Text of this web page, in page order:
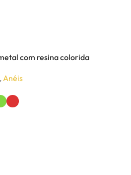
com resina colorida
,Anéis